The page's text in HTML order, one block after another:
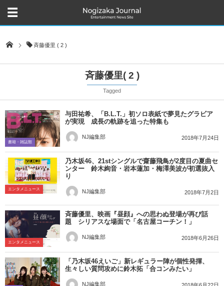
斉藤優里 ( 2 )
斉藤優里( 2 )
Tagged
書籍・雑誌類
与田祐希、「B.L.T.」初ソロ表紙で夢見たグラビア
が実現 成長の軌跡を追った特集も
NJ編集部 2018年7月24日
エンタメニュース
乃木坂46、21stシングルで齋藤飛鳥が2度目の夏曲セ
ンター 鈴木絢音・岩本蓮加・梅澤美波が初選抜入
り
NJ編集部 2018年7月2日
エンタメニュース
斉藤優里、映画『昼顔』への思わぬ登場が再び話
題 シリアスな場面で「名古屋コーチン！」
NJ編集部 2018年6月26日
「乃木坂46えいご」新レギュラー陣が個性発揮、
生々しい質問攻めに鈴木拓「合コンみたい」
NJ編集部